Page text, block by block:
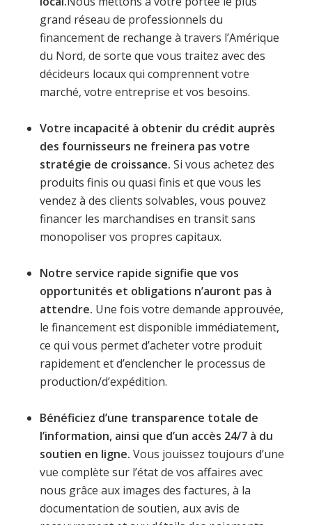
grand réseau de professionnels du
financement de rechange à travers l’Amérique
du Nord, de sorte que vous traitez avec des
décideurs locaux qui comprennent votre
marché, votre entreprise et vos besoins.
Votre incapacité à obtenir du crédit auprès
des fournisseurs ne freinera pas votre
stratégie de croissance. Si vous achetez des
produits finis ou quasi finis et que vous les
vendez à des clients solvables, vous pouvez
financer les marchandises en transit sans
monopoliser vos propres capitaux.
Notre service rapide signifie que vos
opportunités et obligations n’auront pas à
attendre. Une fois votre demande approuvée,
le financement est disponible immédiatement,
ce qui vous permet d’acheter votre produit
rapidement et d’enclencher le processus de
production/d’expédition.
Bénéficiez d’une transparence totale de
l’information, ainsi que d’un accès 24/7 à du
soutien en ligne. Vous jouissez toujours d’une
vue complète sur l’état de vos affaires avec
nous grâce aux images des factures, à la
documentation de soutien, aux avis de